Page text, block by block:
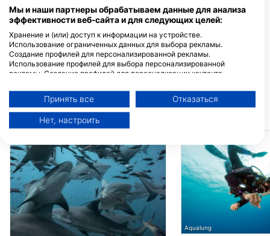
RA DIVERS
Volivoli Circular Road, 0000
БЛИЖАЙШИЕ ДАЙВ САЙТЫ
Aqualung
Мы и наши партнеры обрабатываем данные для анализа
эффективности веб-сайта и для следующих целей:
Хранение и (или) доступ к информации на устройстве.
Использование ограниченных данных для выбора рекламы.
Создание профилей для персонализированной рекламы.
Использование профилей для выбора персонализированной
рекламы. Создание профилей для персонализации контента.
контента. Определение эффективности рекламы. Определение
эффективности контента. Понимание аудитории с помощью
статистики или комбинации данных из разных источников.
Разработка и совершенствование сервисов. Использование
ограниченных данных для выбора контента.
Дополнительную информацию об использовании данных компанией
Google можно найти здесь: https://business.safety.google/privacy/
Данные могут передаваться за пределы Европейского Союза и
отправляться в США.
Ваше согласие и политика использования cookie применяются
исключительно к этому веб-сайту/приложению.
Просмотр списка партнеров (1 вендоров IAB)
Мы используем ваши данные для следующих целей:
Принять все Отказаться
Нет, настроить